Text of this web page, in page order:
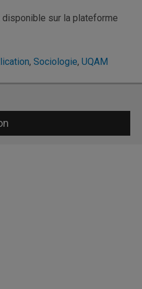
sur la plateforme
, Sociologie, UQAM